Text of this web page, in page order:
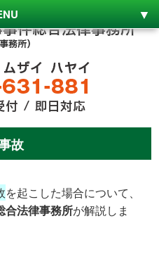
故
を起こした場合について、
合法律事務所が解説しま